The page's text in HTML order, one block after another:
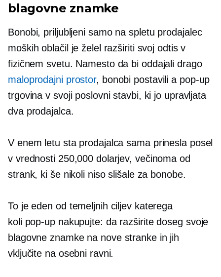
blagovne znamke
Bonobi, priljubljeni samo na spletu prodajalec
moških oblačil je želel razširiti svoj odtis v
fizičnem svetu. Namesto da bi oddajali drago
maloprodajni prostor, bonobi postavili a pop-up
trgovina v svoji poslovni stavbi, ki jo upravljata
dva prodajalca.
V enem letu sta prodajalca sama prinesla posel
v vrednosti 250,000 dolarjev, večinoma od
strank, ki še nikoli niso slišale za bonobe.
To je eden od temeljnih ciljev katerega
koli pop-upnakupujte: da razširite doseg svoje
blagovne znamke na nove stranke in jih
vključite na osebni ravni.